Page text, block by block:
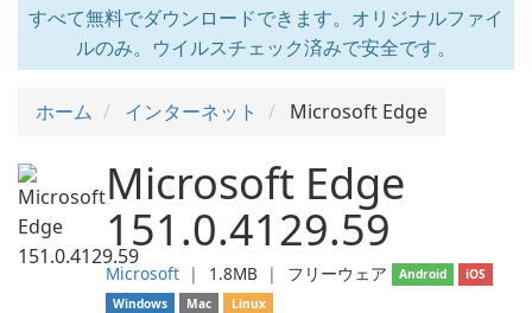
すべて無料でダウンロードできます。オリジナルファイ
ルのみ。ウイルスチェック済みで安全です。
ホーム インターネット Microsoft Edge
Microsoft Edge
151.0.4129.59
Microsoft ❘ 1.8MB ❘ フリーウェア Android
iOS
Windows
Mac Linux